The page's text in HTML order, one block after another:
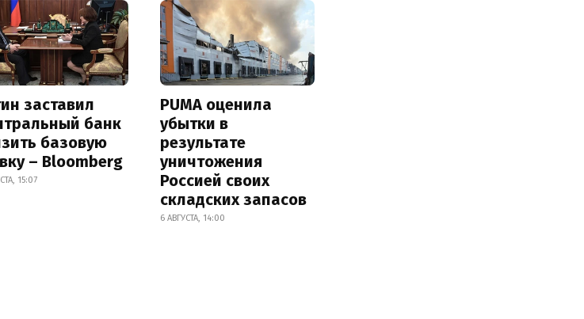
заставил
банк
базовую
– Bloomberg
15:07
PUMA оценила
убытки в
результате
уничтожения
Россией своих
складских запасов
6 АВГУСТА, 14:00